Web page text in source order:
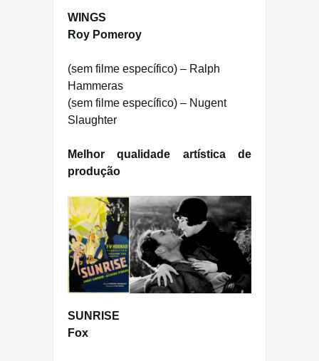
WINGS
Roy Pomeroy
(sem filme específico) – Ralph
Hammeras
(sem filme específico) – Nugent
Slaughter
Melhor qualidade artística de
produção
SUNRISE
Fox